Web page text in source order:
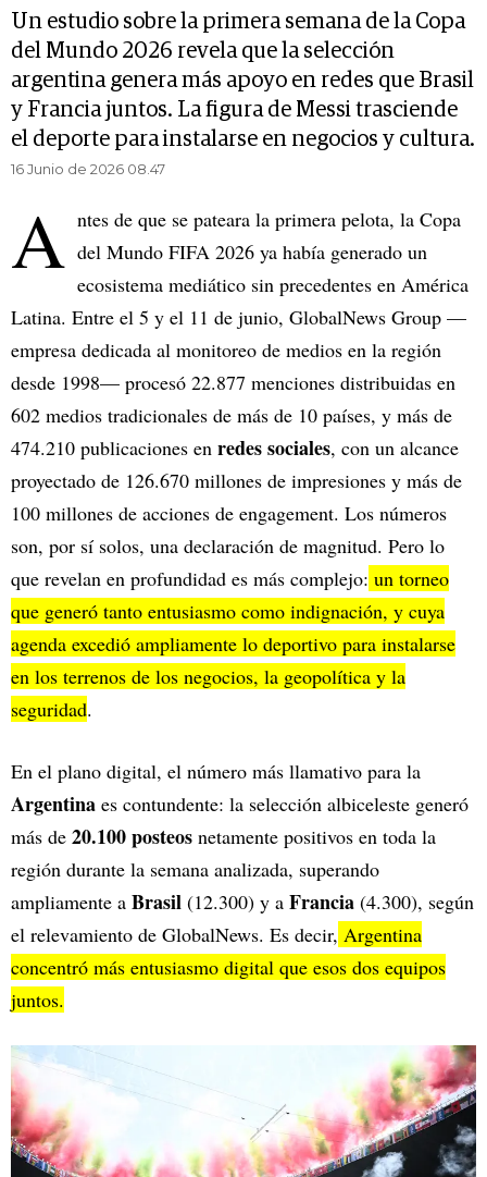
Un estudio sobre la primera semana de la Copa
del Mundo 2026 revela que la selección
argentina genera más apoyo en redes que Brasil
y Francia juntos. La figura de Messi trasciende
el deporte para instalarse en negocios y cultura.
16 Junio de 2026 08.47
A ntes de que se pateara la primera pelota, la Copa
del Mundo FIFA 2026 ya había generado un
ecosistema mediático sin precedentes en América
Latina. Entre el 5 y el 11 de junio, GlobalNews Group —
empresa dedicada al monitoreo de medios en la región
desde 1998— procesó 22.877 menciones distribuidas en
602 medios tradicionales de más de 10 países, y más de
474.210 publicaciones en redes sociales, con un alcance
proyectado de 126.670 millones de impresiones y más de
100 millones de acciones de engagement. Los números
son, por sí solos, una declaración de magnitud. Pero lo
que revelan en profundidad es más complejo: un torneo
que generó tanto entusiasmo como indignación, y cuya
agenda excedió ampliamente lo deportivo para instalarse
en los terrenos de los negocios, la geopolítica y la
seguridad.
En el plano digital, el número más llamativo para la
Argentina es contundente: la selección albiceleste generó
más de 20.100 posteos netamente positivos en toda la
región durante la semana analizada, superando
ampliamente a Brasil (12.300) y a Francia (4.300), según
el relevamiento de GlobalNews. Es decir, Argentina
concentró más entusiasmo digital que esos dos equipos
juntos.